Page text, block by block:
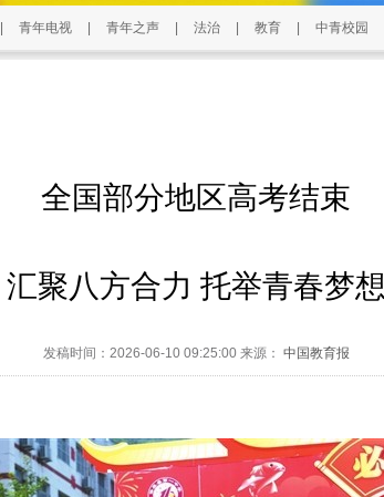
青年电视 青年之声 法治 教育 中青校园
全国部分地区高考结束
汇聚八方合力 托举青春梦想
发稿时间：2026-06-10 09:25:00 来源： 中国教育报